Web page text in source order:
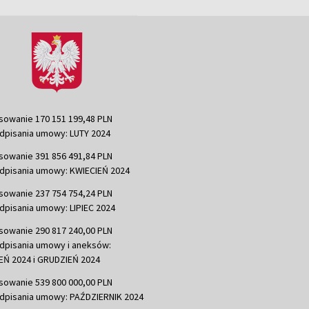
170 151 199,48 PLN
umowy: LUTY 2024
391 856 491,84 PLN
umowy: KWIECIEŃ 2024
237 754 754,24 PLN
umowy: LIPIEC 2024
290 817 240,00 PLN
umowy i aneksów:
2024 i GRUDZIEŃ 2024
539 800 000,00 PLN
umowy: PAŹDZIERNIK 2024